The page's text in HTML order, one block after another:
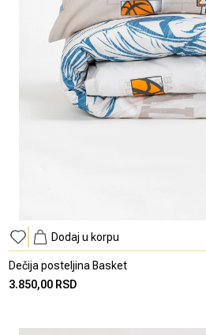
Dodaj u korpu
Dečija posteljina Basket
3.850,00 RSD